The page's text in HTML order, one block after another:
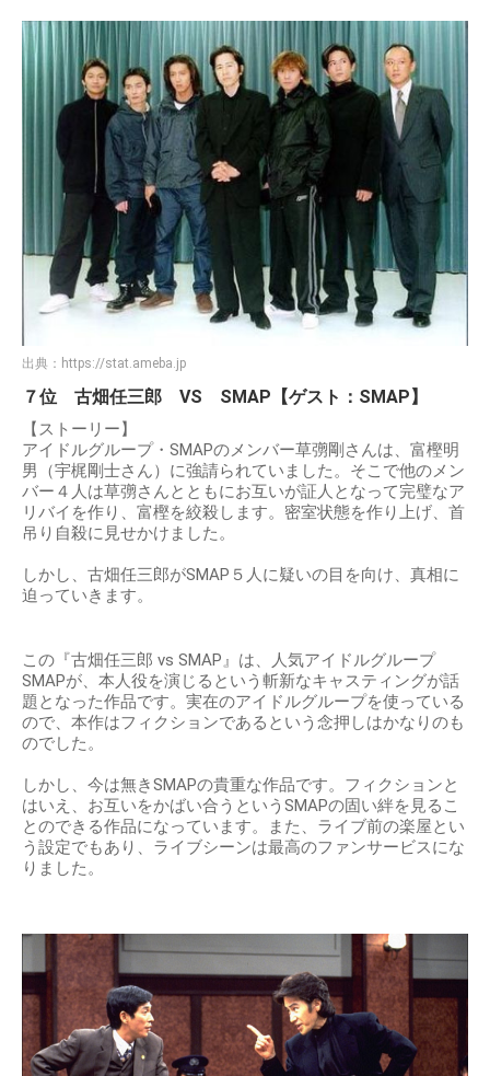
出典： https://stat.ameba.jp
７位 古畑任三郎 VS SMAP【ゲスト：SMAP】
【ストーリー】
アイドルグループ・SMAPのメンバー草彅剛さんは、富樫明
男（宇梶剛士さん）に強請られていました。そこで他のメン
バー４人は草彅さんとともにお互いが証人となって完璧なア
リバイを作り、富樫を絞殺します。密室状態を作り上げ、首
吊り自殺に見せかけました。
しかし、古畑任三郎がSMAP５人に疑いの目を向け、真相に
迫っていきます。
この『古畑任三郎 vs SMAP』は、人気アイドルグループ
SMAPが、本人役を演じるという斬新なキャスティングが話
題となった作品です。実在のアイドルグループを使っている
ので、本作はフィクションであるという念押しはかなりのも
のでした。
しかし、今は無きSMAPの貴重な作品です。フィクションと
はいえ、お互いをかばい合うというSMAPの固い絆を見るこ
とのできる作品になっています。また、ライブ前の楽屋とい
う設定でもあり、ライブシーンは最高のファンサービスにな
りました。